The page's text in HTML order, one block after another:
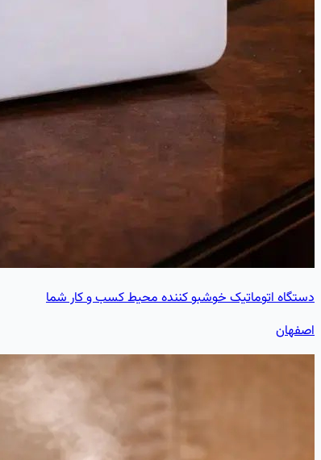
دستگاه اتوماتیک خوشبو کننده محیط کسب و کار شما
اصفهان